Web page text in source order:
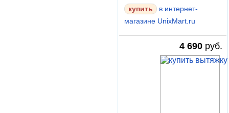
в интернет-
магазине UnixMart.ru
4 690 руб.